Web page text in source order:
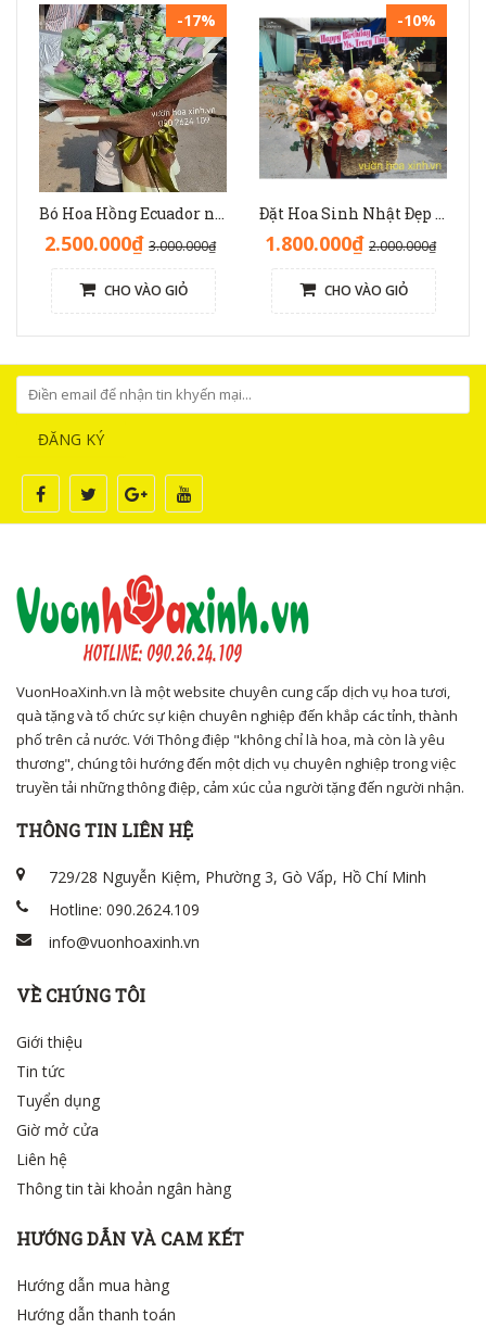
-17%
Bó Hoa Hồng Ecuador nhập độc lạ sinh nhật - HB1141
2.500.000₫ 3.000.000₫
CHO VÀO GIỎ
-10%
Đặt Hoa Sinh Nhật Đẹp Sang Trọng: Lẵng Hoa Màu Nâu(Nude) - GH1093
1.800.000₫ 2.000.000₫
CHO VÀO GIỎ
ĐĂNG KÝ
VuonHoaXinh.vn là một website chuyên cung cấp dịch vụ hoa tươi,
quà tặng và tổ chức sự kiện chuyên nghiệp đến khắp các tỉnh, thành
phố trên cả nước. Với Thông điệp "không chỉ là hoa, mà còn là yêu
thương", chúng tôi hướng đến một dịch vụ chuyên nghiệp trong việc
truyền tải những thông điệp, cảm xúc của người tặng đến người nhận.
THÔNG TIN LIÊN HỆ
729/28 Nguyễn Kiệm, Phường 3, Gò Vấp, Hồ Chí Minh
Hotline: 090.2624.109
info@vuonhoaxinh.vn
VỀ CHÚNG TÔI
Giới thiệu
Tin tức
Tuyển dụng
Giờ mở cửa
Liên hệ
Thông tin tài khoản ngân hàng
HƯỚNG DẪN VÀ CAM KẾT
Hướng dẫn mua hàng
Hướng dẫn thanh toán